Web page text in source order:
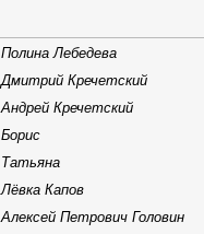
Полина Лебедева
Дмитрий Кречетский
Андрей Кречетский
Борис
Татьяна
Лёвка Капов
Алексей Петрович Головин